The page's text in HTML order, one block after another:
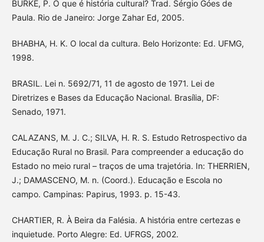
BURKE, P. O que é história cultural? Trad. Sérgio Góes de
Paula. Rio de Janeiro: Jorge Zahar Ed, 2005.
BHABHA, H. K. O local da cultura. Belo Horizonte: Ed. UFMG,
1998.
BRASIL. Lei n. 5692/71, 11 de agosto de 1971. Lei de
Diretrizes e Bases da Educação Nacional. Brasília, DF:
Senado, 1971.
CALAZANS, M. J. C.; SILVA, H. R. S. Estudo Retrospectivo da
Educação Rural no Brasil. Para compreender a educação do
Estado no meio rural – traços de uma trajetória. In: THERRIEN,
J.; DAMASCENO, M. n. (Coord.). Educação e Escola no
campo. Campinas: Papirus, 1993. p. 15-43.
CHARTIER, R. À Beira da Falésia. A história entre certezas e
inquietude. Porto Alegre: Ed. UFRGS, 2002.